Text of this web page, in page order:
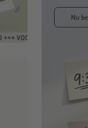
Nu